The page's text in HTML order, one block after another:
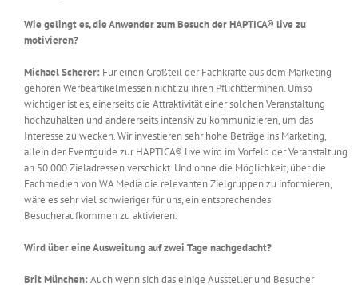
Wie gelingt es, die Anwender zum Besuch der HAPTICA® live zu
motivieren?
Michael Scherer: Für einen Großteil der Fachkräfte aus dem Marketing
gehören Werbeartikelmessen nicht zu ihren Pflichtterminen. Umso
wichtiger ist es, einerseits die Attraktivität einer solchen Veranstaltung
hochzuhalten und andererseits intensiv zu kommunizieren, um das
Interesse zu wecken. Wir investieren sehr hohe Beträge ins Marketing,
allein der Eventguide zur HAPTICA® live wird im Vorfeld der Veranstaltung
an 50.000 Zieladressen verschickt. Und ohne die Möglichkeit, über die
Fachmedien von WA Media die relevanten Zielgruppen zu informieren,
wäre es sehr viel schwieriger für uns, ein entsprechendes
Besucheraufkommen zu aktivieren.
Wird über eine Ausweitung auf zwei Tage nachgedacht?
Brit München: Auch wenn sich das einige Aussteller und Besucher